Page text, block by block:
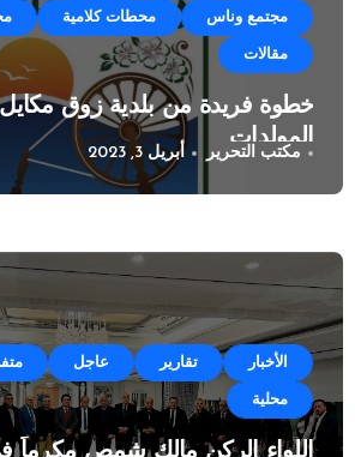
مجتمع وناس محطات كلامية
مقالات
خطوة فريدة من بلدية زوق
المولدات
مكتب التحرير أبريل 3, 2023
الأخبار تقارير عاجل
محلية